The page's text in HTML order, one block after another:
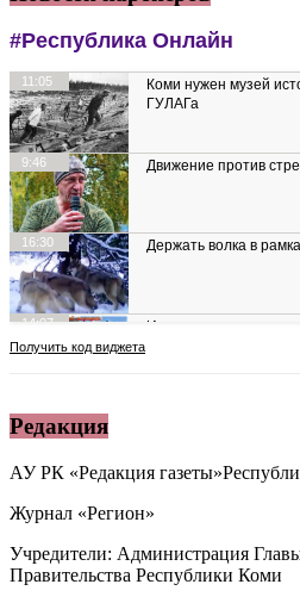
Редакция
АУ РК «Редакция
Журнал «Регион»
Учредители: Администрация
Правительства Республики Коми